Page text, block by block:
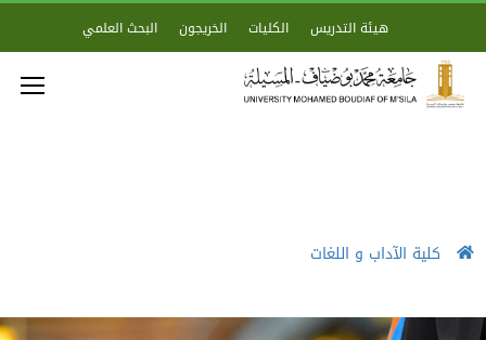
هيئة التدريس الكليات الخريجون البحث العلمي
كلية الآداب و اللغات